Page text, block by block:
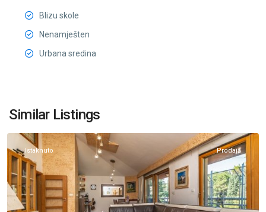
Blizu skole
Nenamješten
Urbana sredina
Similar Listings
Podgorica,
Podgorica
Istaknuto Prodaja